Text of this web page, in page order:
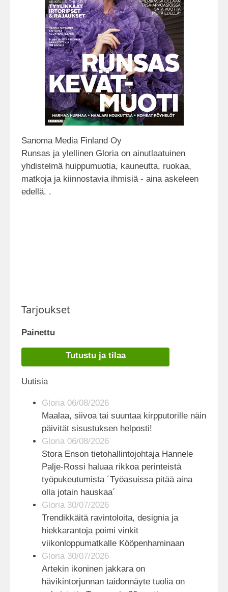
Sanoma Media Finland Oy
Runsas ja ylellinen Gloria on ainutlaatuinen
yhdistelmä huippumuotia, kauneutta, ruokaa,
matkoja ja kiinnostavia ihmisiä - aina askeleen
edellä. .
Tarjoukset
Painettu
Tutustu ja tilaa
Uutisia
Gloria 06/08/2026
Maalaa, siivoa tai suuntaa kirpputorille näin
päivität sisustuksen helposti!
Gloria 06/08/2026
Stora Enson tietohallintojohtaja Hannele
Palje-Rossi haluaa rikkoa perinteistä
työpukeutumista ´Työasuissa pitää aina
olla jotain hauskaa´
Gloria 30/07/2026
Trendikkäitä ravintoloita, designia ja
hiekkarantoja poimi vinkit
viikonloppumatkalle Kööpenhaminaan
Gloria 30/07/2026
Artekin ikoninen jakkara on
hävikintorjunnan taidonnäyte tuolia on